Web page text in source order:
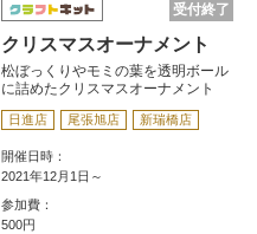
受付終了
クリスマスオーナメント
松ぼっくりやモミの葉を透明ボール
に詰めたクリスマスオーナメント
日進店 尾張旭店 新瑞橋店
開催日時：
2021年12月1日～
参加費：
500円